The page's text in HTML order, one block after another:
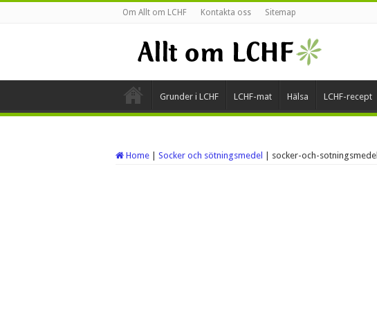
Om Allt om LCHF Kontakta oss Sitemap
Grunder i LCHF LCHF-mat Hälsa LCHF-recept
Home Socker och sötningsmedel socker-och-sotningsmedel